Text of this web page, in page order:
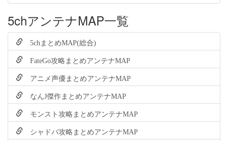
5chアンテナMAP一覧
5chまとめMAP(総合)
FateGo攻略まとめアンテナMAP
アニメ声優まとめアンテナMAP
なんJ傑作まとめアンテナMAP
モンスト攻略まとめアンテナMAP
シャドバ攻略まとめアンテナMAP